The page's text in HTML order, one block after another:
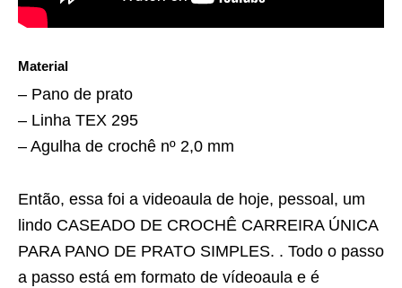
Material
– Pano de prato
– Linha TEX 295
– Agulha de crochê nº 2,0 mm
Então, essa foi a videoaula de hoje, pessoal, um
lindo CASEADO DE CROCHÊ CARREIRA ÚNICA
PARA PANO DE PRATO SIMPLES. . Todo o passo
a passo está em formato de vídeoaula e é